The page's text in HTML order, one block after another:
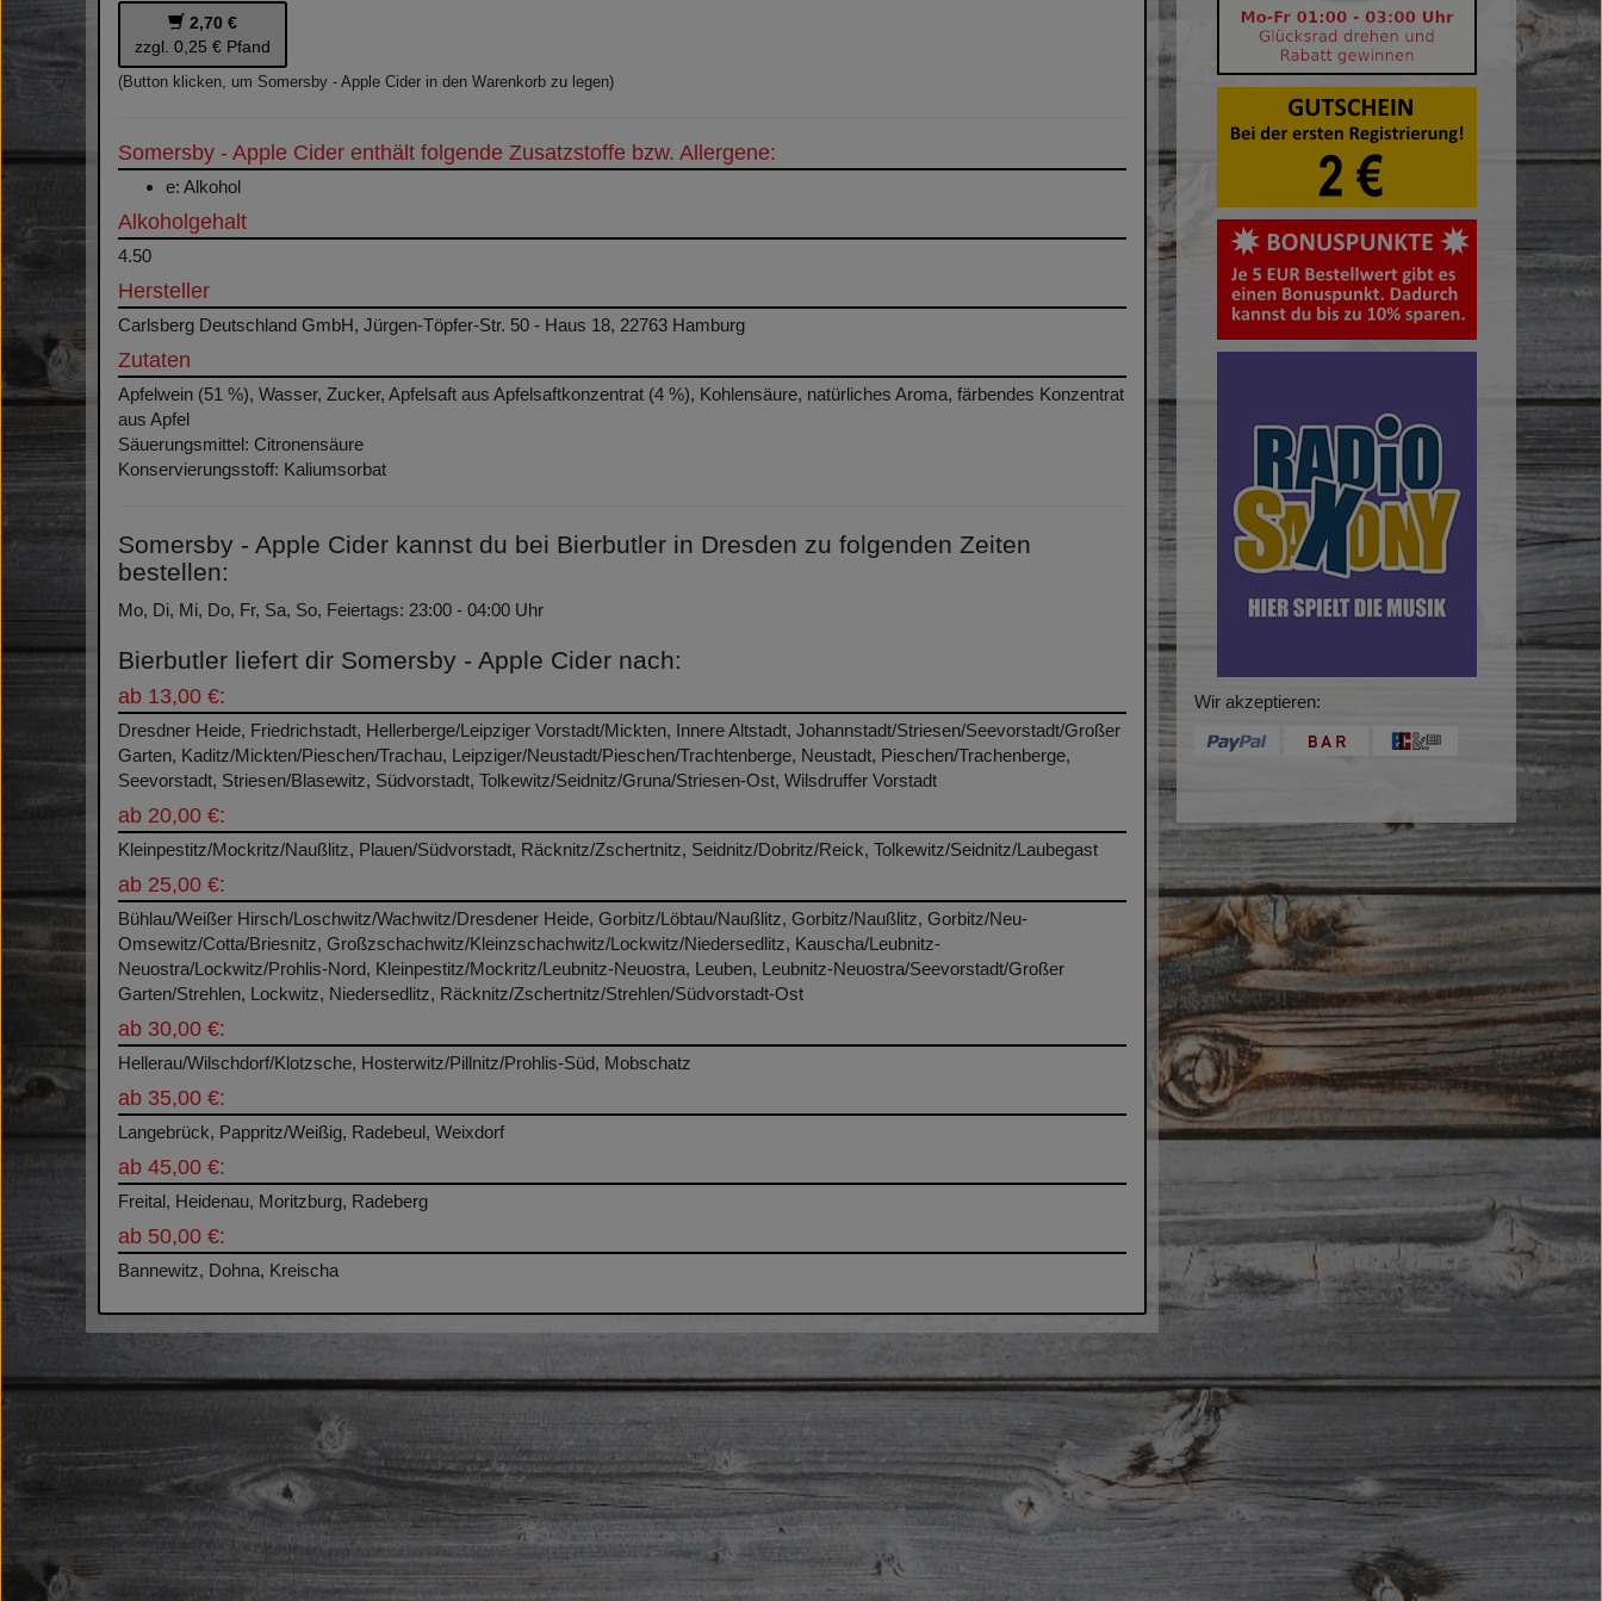
2,70 €
zzgl. 0,25 € Pfand
(Button klicken, um Somersby - Apple Cider in den Warenkorb zu legen)
Somersby - Apple Cider enthält folgende Zusatzstoffe bzw. Allergene:
e: Alkohol
Alkoholgehalt
4.50
Hersteller
Carlsberg Deutschland GmbH, Jürgen-Töpfer-Str. 50 - Haus 18, 22763 Hamburg
Zutaten
Apfelwein (51 %), Wasser, Zucker, Apfelsaft aus Apfelsaftkonzentrat (4 %), Kohlensäure, natürliches Aroma, färbendes Konzentrat
aus Apfel
Säuerungsmittel: Citronensäure
Konservierungsstoff: Kaliumsorbat
Somersby - Apple Cider kannst du bei Bierbutler in Dresden zu folgenden Zeiten
bestellen:
Mo, Di, Mi, Do, Fr, Sa, So, Feiertags: 23:00 - 04:00 Uhr
Bierbutler liefert dir Somersby - Apple Cider nach:
ab 13,00 €:
Dresdner Heide, Friedrichstadt, Hellerberge/Leipziger Vorstadt/Mickten, Innere Altstadt, Johannstadt/Striesen/Seevorstadt/Großer
Garten, Kaditz/Mickten/Pieschen/Trachau, Leipziger/Neustadt/Pieschen/Trachtenberge, Neustadt, Pieschen/Trachenberge,
Seevorstadt, Striesen/Blasewitz, Südvorstadt, Tolkewitz/Seidnitz/Gruna/Striesen-Ost, Wilsdruffer Vorstadt
ab 20,00 €:
Kleinpestitz/Mockritz/Naußlitz, Plauen/Südvorstadt, Räcknitz/Zschertnitz, Seidnitz/Dobritz/Reick, Tolkewitz/Seidnitz/Laubegast
ab 25,00 €:
Bühlau/Weißer Hirsch/Loschwitz/Wachwitz/Dresdener Heide, Gorbitz/Löbtau/Naußlitz, Gorbitz/Naußlitz, Gorbitz/Neu-
Omsewitz/Cotta/Briesnitz, Großzschachwitz/Kleinzschachwitz/Lockwitz/Niedersedlitz, Kauscha/Leubnitz-
Neuostra/Lockwitz/Prohlis-Nord, Kleinpestitz/Mockritz/Leubnitz-Neuostra, Leuben, Leubnitz-Neuostra/Seevorstadt/Großer
Garten/Strehlen, Lockwitz, Niedersedlitz, Räcknitz/Zschertnitz/Strehlen/Südvorstadt-Ost
ab 30,00 €:
Hellerau/Wilschdorf/Klotzsche, Hosterwitz/Pillnitz/Prohlis-Süd, Mobschatz
ab 35,00 €:
Langebrück, Pappritz/Weißig, Radebeul, Weixdorf
ab 45,00 €:
Freital, Heidenau, Moritzburg, Radeberg
ab 50,00 €:
Bannewitz, Dohna, Kreischa
Wir akzeptieren: